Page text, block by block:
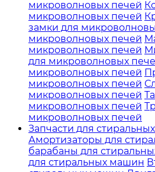
микроволновых печей
микроволновых печей
замки для
микроволновых печей
микроволновых печей
для микроволновых
микроволновых печей
микроволновых печей
микроволновых печей
микроволновых печей
микроволновых печей
Запчасти для
Амортизаторы для
барабаны для
для стиральных машин